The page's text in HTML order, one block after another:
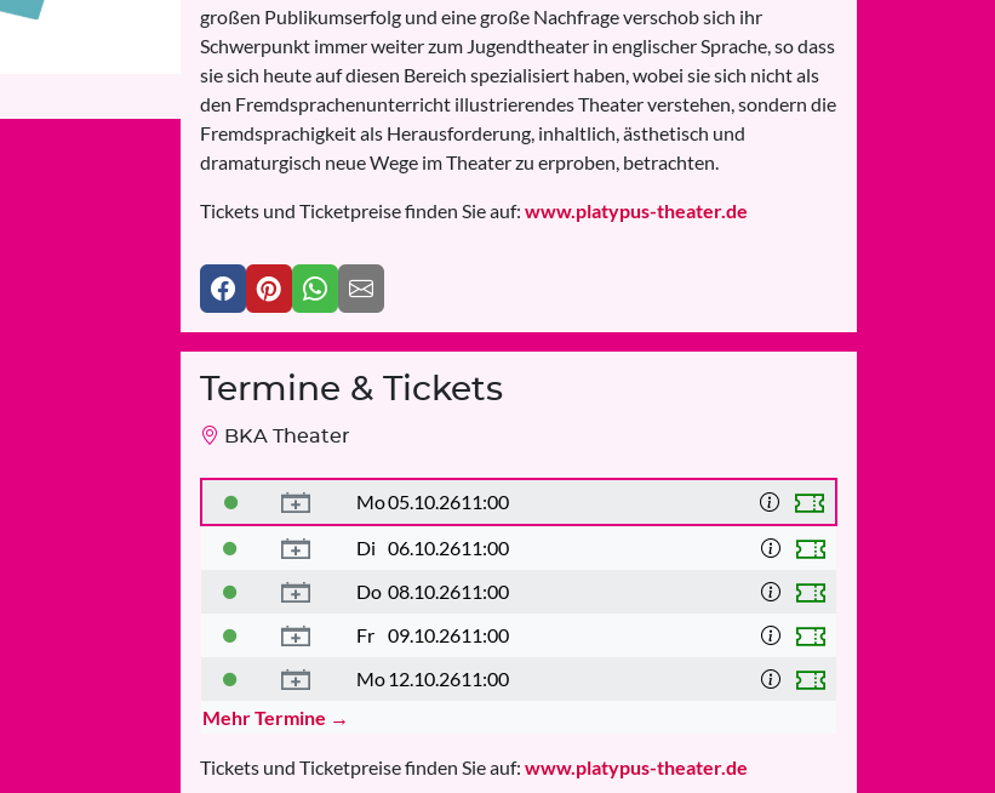
großen Publikumserfolg und eine große Nachfrage verschob sich ihr
Schwerpunkt immer weiter zum Jugendtheater in englischer Sprache, so dass
sie sich heute auf diesen Bereich spezialisiert haben, wobei sie sich nicht als
den Fremdsprachenunterricht illustrierendes Theater verstehen, sondern die
Fremdsprachigkeit als Herausforderung, inhaltlich, ästhetisch und
dramaturgisch neue Wege im Theater zu erproben, betrachten.
Tickets und Ticketpreise finden Sie auf: www.platypus-theater.de
Termine & Tickets
BKA Theater
Mo05.10.2611:00
Di 06.10.2611:00
Do 08.10.2611:00
Fr 09.10.2611:00
Mo12.10.2611:00
Mehr Termine →
Tickets und Ticketpreise finden Sie auf: www.platypus-theater.de